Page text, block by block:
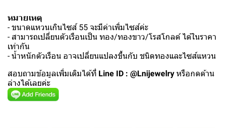
หมายเหตุ
- ขนาดแหวนเกินไซส์ 55 จะมีค่าเพิ่มไซส์ค่ะ
- สามารถเปลี่ยนตัวเรือนเป็น ทอง/ทองขาว/โรสโกลด์ ได้ในราคา
เท่ากัน
- น้ำหนักตัวเรือน อาจเปลี่ยนแปลงขึ้นกับ ชนิดทองและไซส์แหวน
สอบถามข้อมูลเพิ่มเติมได้ที่ Line ID : @Lnijewelry หรือกดด้าน
ล่างได้เลยค่ะ